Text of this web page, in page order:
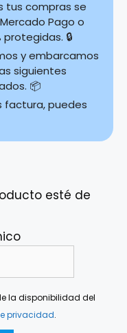
tus compras se
Pago o
🔒
y embarcamos
siguientes
📦
factura, puedes
esté de
la disponibilidad del
privacidad.